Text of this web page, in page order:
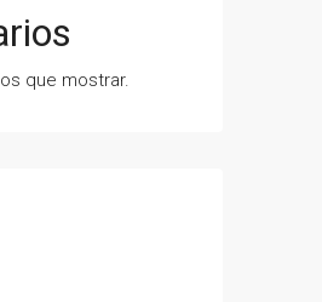
que mostrar.